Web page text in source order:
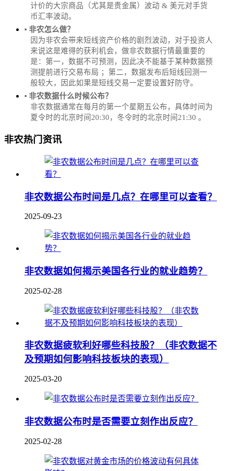
计价的大宗商品（尤其是贵金属）波动 & 美元对手货
币汇率波动。
• 非农怎么做？
因为非农会带来短线资产价格的剧烈波动，对于投资人
来说这是难得的获利机会，做非农数据行情最重要的
是：第一，数据不可预测，因此决不能基于某种数据预
测提前进行交易布局 ；第二，数据发布后短线回测一
般较大，因此如果是短线交易一定要设置好防守。
• 非农数据什么时候公布？
‌非农数据通常在每月的第一个星期五公布，具体时间为
夏令时的北京时间20:30，冬令时的北京时间21:30‌‌ 。
非农热门资讯
非农数据公布时间是几点？在哪里可以查看？
2025-09-23
非农数据如何揭示美国各行业的就业趋势？
2025-02-28
非农数据疲软利好哪些科技股？（非农数据不
及预期如何影响科技板块的表现）
2025-03-20
非农数据公布时是否需要立刻作出反应？
2025-02-28